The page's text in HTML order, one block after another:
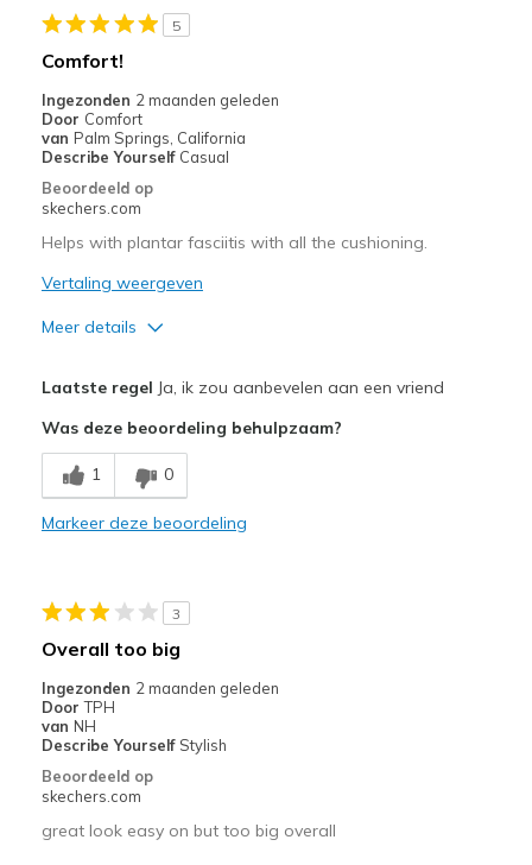
Casual Wear
Width
Feels true to width
Sizing
View On Shoes
Shoes are for Wearing
5
Comfort!
Ingezonden 2 maanden geleden
Door Comfort
van Palm Springs, California
Describe Yourself Casual
Beoordeeld op
skechers.com
Helps with plantar fasciitis with all the cushioning.
Vertaling weergeven
Meer details
Breathe Well
Come in men's size 7 which is hard to find.
Beste toepassingen
Casual Wear
Travel
Laatste regel Ja, ik zou aanbevelen aan een vriend
Was deze beoordeling behulpzaam?
1 0
Markeer deze beoordeling
3
Overall too big
Ingezonden 2 maanden geleden
Door TPH
van NH
Describe Yourself Stylish
Beoordeeld op
skechers.com
great look easy on but too big overall